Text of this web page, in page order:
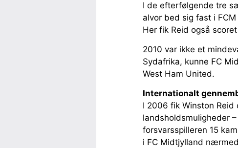
I de efterfølgende tre
alvor bed sig fast i
Her fik Reid også
2010 var ikke et
Sydafrika, kunne FC
West Ham United.
Internationalt
I 2006 fik Winston
landsholdsmuligheder
forsvarsspilleren 15
i FC Midtjylland